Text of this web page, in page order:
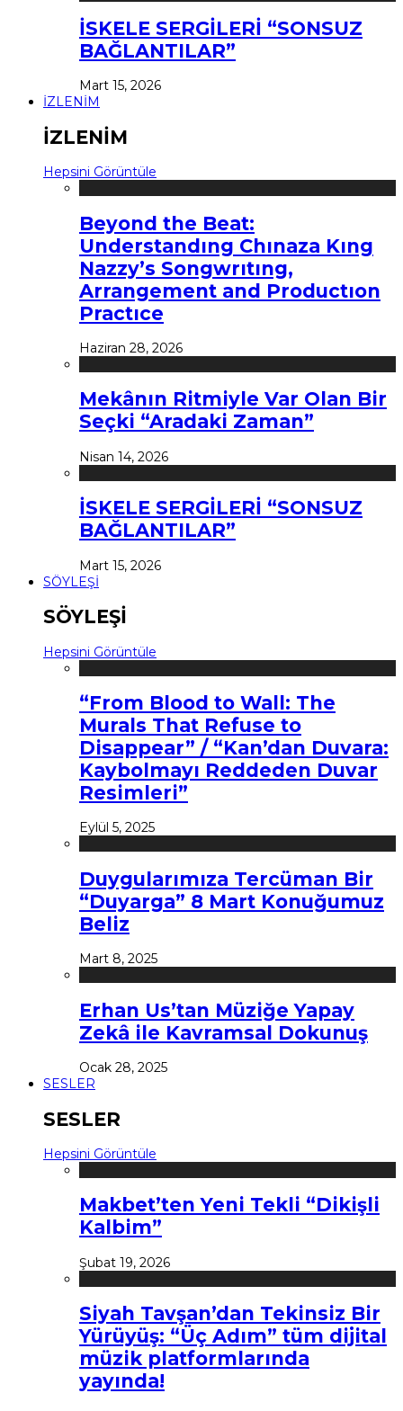
İSKELE SERGİLERİ “SONSUZ
BAĞLANTILAR”
Mart 15, 2026
İZLENİM
İZLENİM
Hepsini Görüntüle
Beyond the Beat:
Understandıng Chınaza Kıng
Nazzy’s Songwrıtıng,
Arrangement and Productıon
Practıce
Haziran 28, 2026
Mekânın Ritmiyle Var Olan Bir
Seçki “Aradaki Zaman”
Nisan 14, 2026
İSKELE SERGİLERİ “SONSUZ
BAĞLANTILAR”
Mart 15, 2026
SÖYLEŞİ
SÖYLEŞİ
Hepsini Görüntüle
“From Blood to Wall: The
Murals That Refuse to
Disappear” / “Kan’dan Duvara:
Kaybolmayı Reddeden Duvar
Resimleri”
Eylül 5, 2025
Duygularımıza Tercüman Bir
“Duyarga” 8 Mart Konuğumuz
Beliz
Mart 8, 2025
Erhan Us’tan Müziğe Yapay
Zekâ ile Kavramsal Dokunuş
Ocak 28, 2025
SESLER
SESLER
Hepsini Görüntüle
Makbet’ten Yeni Tekli “Dikişli
Kalbim”
Şubat 19, 2026
Siyah Tavşan’dan Tekinsiz Bir
Yürüyüş: “Üç Adım” tüm dijital
müzik platformlarında
yayında!